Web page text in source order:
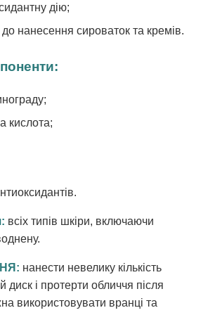
дію;
до нанесення сироваток та кремів.
кислота;
всіх типів шкіри, включаючи
нанести невелику кількість
диск і протерти обличчя після
використовувати вранці та